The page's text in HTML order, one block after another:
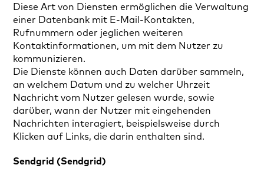
Diese Art von Diensten ermöglichen die Verwaltung
einer Datenbank mit E-Mail-Kontakten,
Rufnummern oder jeglichen weiteren
Kontaktinformationen, um mit dem Nutzer zu
kommunizieren.
Die Dienste können auch Daten darüber sammeln,
an welchem Datum und zu welcher Uhrzeit
Nachricht vom Nutzer gelesen wurde, sowie
darüber, wann der Nutzer mit eingehenden
Nachrichten interagiert, beispielsweise durch
Klicken auf Links, die darin enthalten sind.
Sendgrid (Sendgrid)